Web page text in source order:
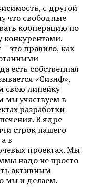
с другой
что свободные
кооперацию по
конкурентами.
это правило, как
есть собственная
«Сизиф»,
свою линейку
мы участвуем в
разработки
В ядре
строк нашего
в
проектах. Мы
надо не просто
активным
мы и делаем.